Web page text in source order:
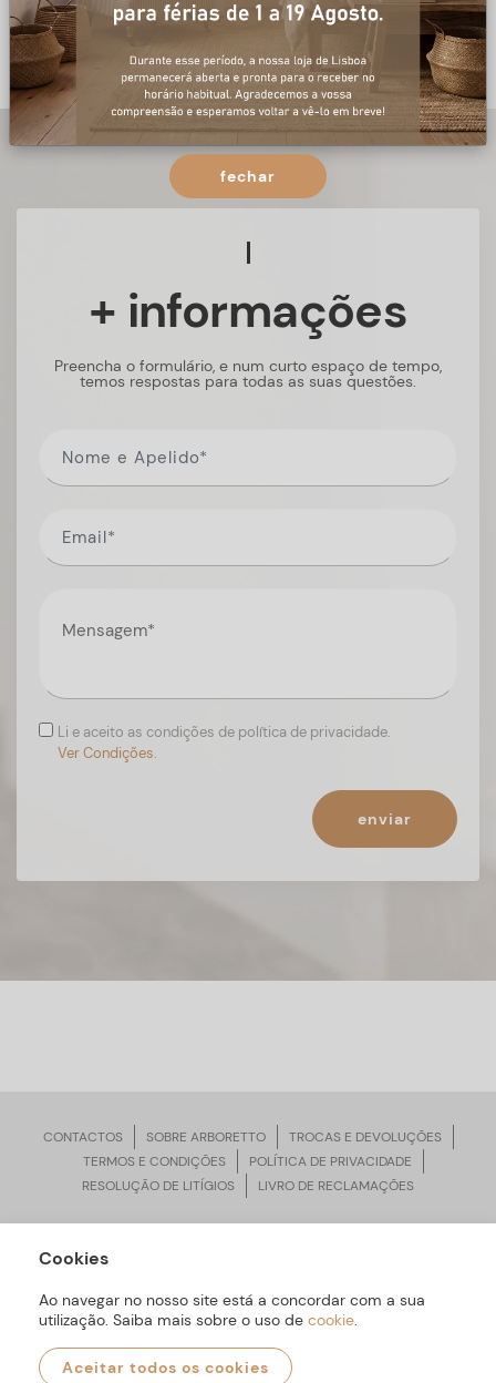
+ informações
Preencha o formulário, e num curto espaço de tempo,
temos respostas para todas as suas questões.
Li e aceito as condições de política de privacidade.
Ver Condições.
enviar
CONTACTOS SOBRE ARBORETTO
TROCAS E DEVOLUÇÕES
TERMOS E CONDIÇÕES
POLÍTICA DE PRIVACIDADE
RESOLUÇÃO DE LITÍGIOS
LIVRO DE RECLAMAÇÕES
ARBORETTO © Todos os Direitos Reservados | Desenvolvido por
Cookies
Ao navegar no nosso site está a concordar com a sua
utilização. Saiba mais sobre o uso de cookie.
Aceitar todos os cookies
fechar